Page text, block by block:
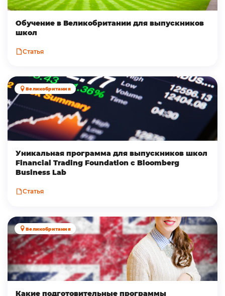
Обучение в Великобритании для выпускников
школ
Статья
Великобритания
Уникальная программа для выпускников школ
Financial Trading Foundation с Bloomberg
Business Lab
Статья
Великобритания
Какие подготовительные программы